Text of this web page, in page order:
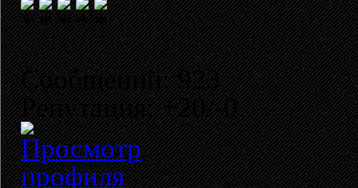
Сообщений: 923
Репутация: +20/-0